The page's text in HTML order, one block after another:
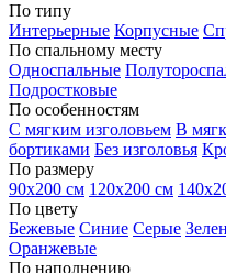
По типу
Интерьерные Корпусные
По спальному месту
Односпальные
Подростковые
По особенностям
С мягким изголовьем В
бортиками Без изголовья
По размеру
90х200 см 120х200 см
По цвету
Бежевые Синие Серые
Оранжевые
По наполнению